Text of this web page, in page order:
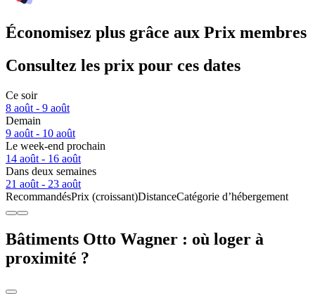
Économisez plus grâce aux Prix membres
Consultez les prix pour ces dates
Ce soir
8 août - 9 août
Demain
9 août - 10 août
Le week-end prochain
14 août - 16 août
Dans deux semaines
21 août - 23 août
RecommandésPrix (croissant)DistanceCatégorie d’hébergement
Bâtiments Otto Wagner : où loger à
proximité ?